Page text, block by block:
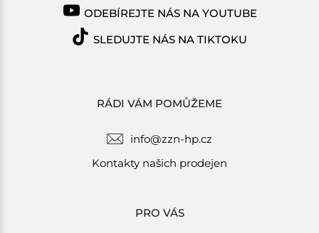
RÁDI VÁM POMŮŽEME
info@zzn-hp.cz
Kontakty našich prodejen
PRO VÁS
ODEBÍREJTE NÁS NA YOUTUBE
SLEDUJTE NÁS NA TIKTOKU